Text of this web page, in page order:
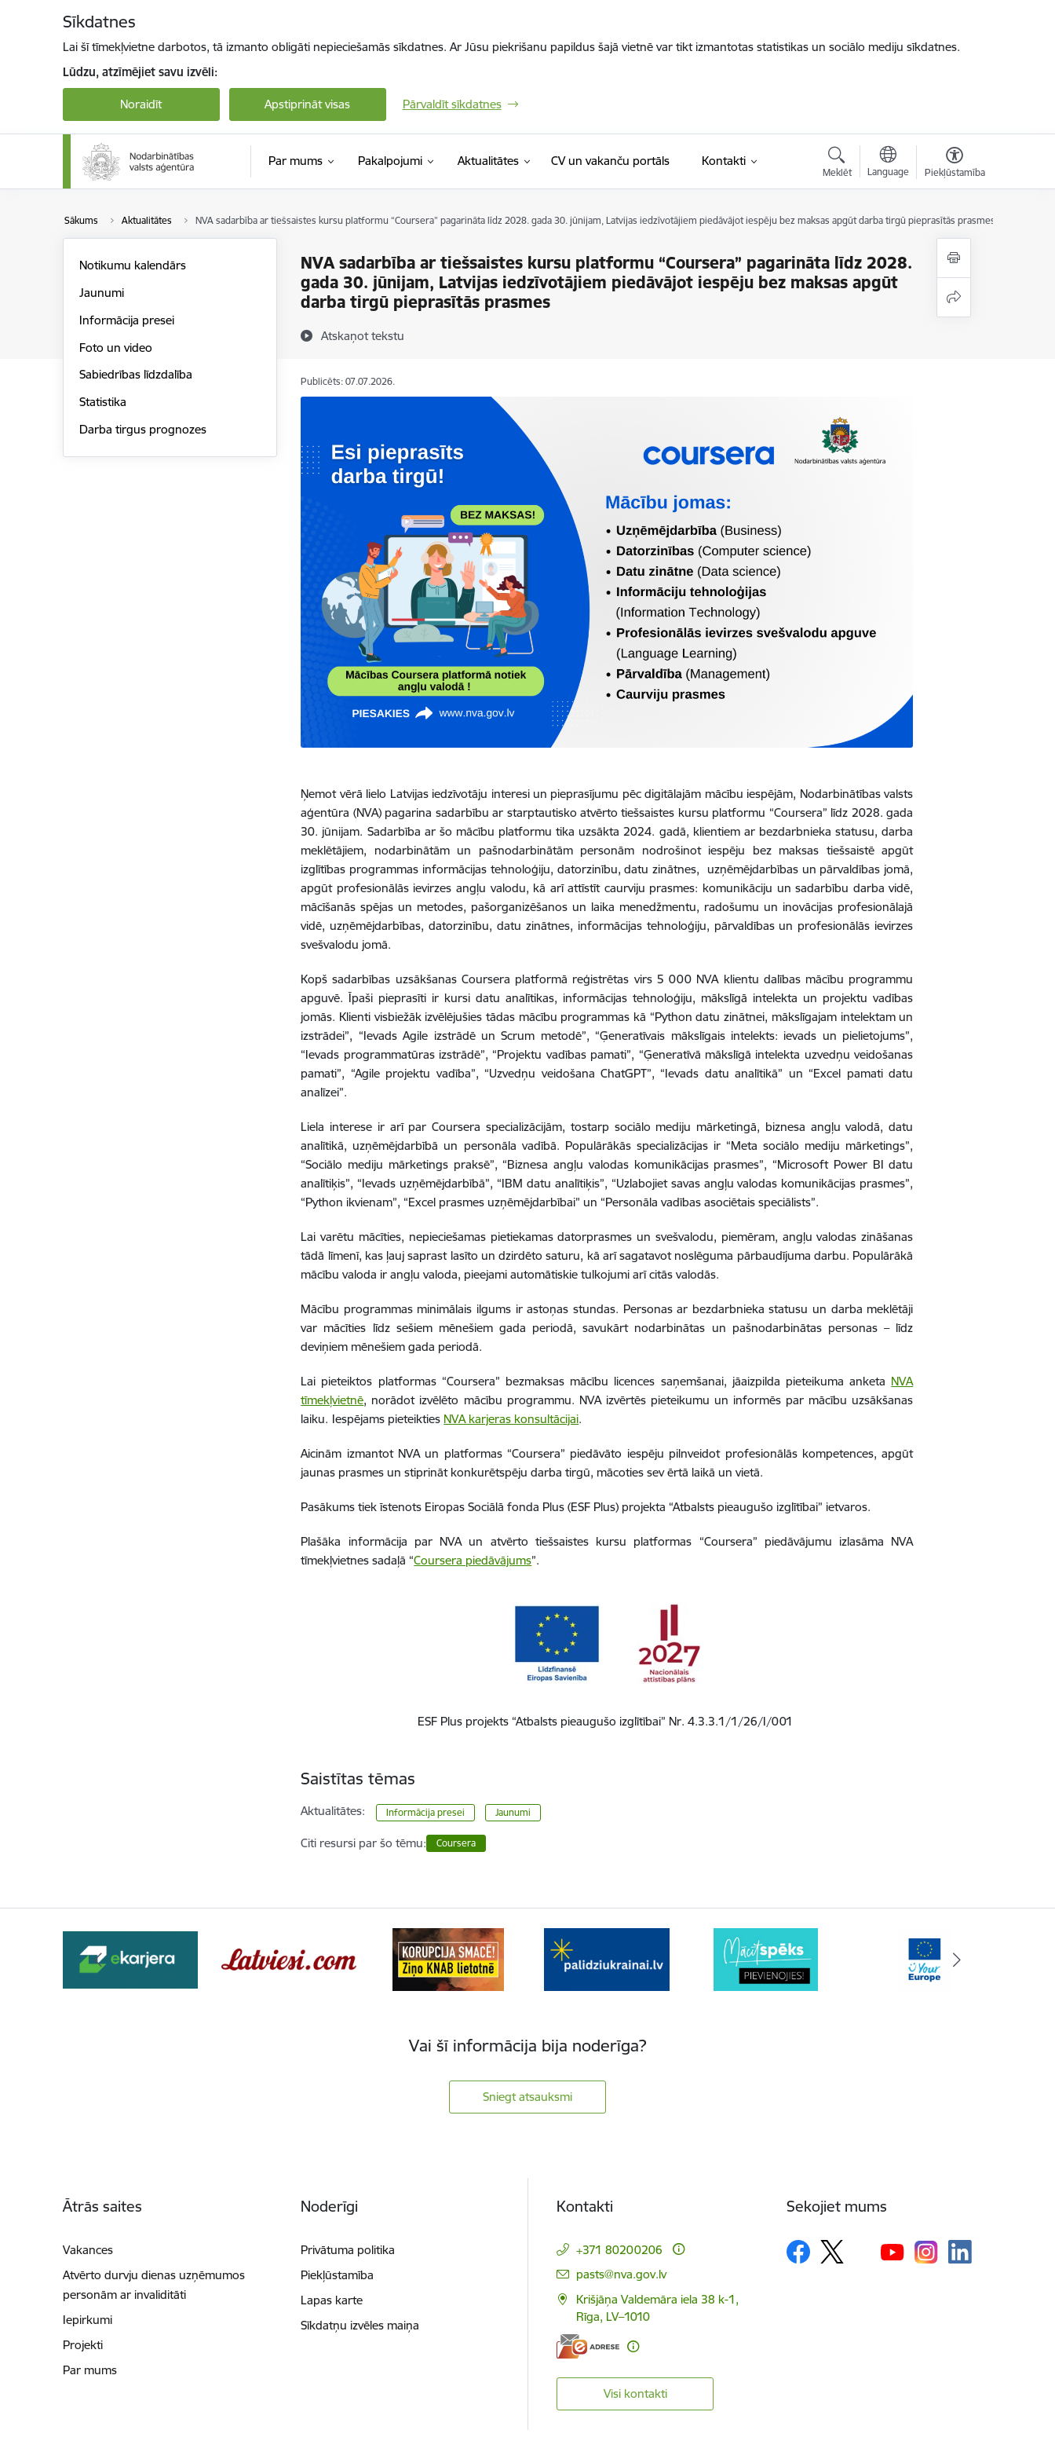
Sīkdatnes
Lai šī tīmekļvietne darbotos, tā izmanto obligāti nepieciešamās sīkdatnes. Ar Jūsu piekrišanu papildus šajā vietnē var tikt izmantotas statistikas un sociālo mediju sīkdatnes.
Lūdzu, atzīmējiet savu izvēli:
Noraidīt Apstiprināt visas Pārvaldīt sīkdatnes
Par mums Pakalpojumi Aktualitātes CV un vakanču portāls(Ārējā saite)
Kontakti
Meklēt Language Piekļūstamība
Sākums Aktualitātes NVA sadarbība ar tiešsaistes kursu platformu “Coursera” pagarināta līdz 2028. gada 30. jūnijam, Latvijas iedzīvotājiem piedāvājot iespēju bez maksas apgūt darba tirgū pieprasītās prasmes
NVA sadarbība ar tiešsaistes kursu platformu “Coursera” pagarināta līdz 2028.
gada 30. jūnijam, Latvijas iedzīvotājiem piedāvājot iespēju bez maksas apgūt
darba tirgū pieprasītās prasmes
Atskaņot tekstu
Notikumu kalendārs
Jaunumi
Informācija presei
Foto un video
Sabiedrības līdzdalība
Statistika
Darba tirgus prognozes
Publicēts: 07.07.2026.
Ņemot vērā lielo Latvijas iedzīvotāju interesi un pieprasījumu pēc digitālajām mācību iespējām, Nodarbinātības valsts
aģentūra (NVA) pagarina sadarbību ar starptautisko atvērto tiešsaistes kursu platformu “Coursera” līdz 2028. gada
30. jūnijam. Sadarbība ar šo mācību platformu tika uzsākta 2024. gadā, klientiem ar bezdarbnieka statusu, darba
meklētājiem, nodarbinātām un pašnodarbinātām personām nodrošinot iespēju bez maksas tiešsaistē apgūt
izglītības programmas informācijas tehnoloģiju, datorzinību, datu zinātnes, uzņēmējdarbības un pārvaldības jomā,
apgūt profesionālās ievirzes angļu valodu, kā arī attīstīt caurviju prasmes: komunikāciju un sadarbību darba vidē,
mācīšanās spējas un metodes, pašorganizēšanos un laika menedžmentu, radošumu un inovācijas profesionālajā
vidē, uzņēmējdarbības, datorzinību, datu zinātnes, informācijas tehnoloģiju, pārvaldības un profesionālās ievirzes
svešvalodu jomā.
Kopš sadarbības uzsākšanas Coursera platformā reģistrētas virs 5 000 NVA klientu dalības mācību programmu
apguvē. Īpaši pieprasīti ir kursi datu analītikas, informācijas tehnoloģiju, mākslīgā intelekta un projektu vadības
jomās. Klienti visbiežāk izvēlējušies tādas mācību programmas kā “Python datu zinātnei, mākslīgajam intelektam un
izstrādei”, “Ievads Agile izstrādē un Scrum metodē”, “Ģeneratīvais mākslīgais intelekts: ievads un pielietojums”,
“Ievads programmatūras izstrādē”, “Projektu vadības pamati”, “Ģeneratīvā mākslīgā intelekta uzvedņu veidošanas
pamati”, “Agile projektu vadība”, “Uzvedņu veidošana ChatGPT”, “Ievads datu analītikā” un “Excel pamati datu
analīzei”.
Liela interese ir arī par Coursera specializācijām, tostarp sociālo mediju mārketingā, biznesa angļu valodā, datu
analītikā, uzņēmējdarbībā un personāla vadībā. Populārākās specializācijas ir “Meta sociālo mediju mārketings”,
“Sociālo mediju mārketings praksē”, “Biznesa angļu valodas komunikācijas prasmes”, “Microsoft Power BI datu
analītiķis”, “Ievads uzņēmējdarbībā”, “IBM datu analītiķis”, “Uzlabojiet savas angļu valodas komunikācijas prasmes”,
“Python ikvienam”, “Excel prasmes uzņēmējdarbībai” un “Personāla vadības asociētais speciālists”.
Lai varētu mācīties, nepieciešamas pietiekamas datorprasmes un svešvalodu, piemēram, angļu valodas zināšanas
tādā līmenī, kas ļauj saprast lasīto un dzirdēto saturu, kā arī sagatavot noslēguma pārbaudījuma darbu. Populārākā
mācību valoda ir angļu valoda, pieejami automātiskie tulkojumi arī citās valodās.
Mācību programmas minimālais ilgums ir astoņas stundas. Personas ar bezdarbnieka statusu un darba meklētāji
var mācīties līdz sešiem mēnešiem gada periodā, savukārt nodarbinātas un pašnodarbinātas personas – līdz
deviņiem mēnešiem gada periodā.
Lai pieteiktos platformas “Coursera” bezmaksas mācību licences saņemšanai, jāaizpilda pieteikuma anketa NVA
tīmekļvietnē, norādot izvēlēto mācību programmu. NVA izvērtēs pieteikumu un informēs par mācību uzsākšanas
laiku. Iespējams pieteikties NVA karjeras konsultācijai.
Aicinām izmantot NVA un platformas “Coursera” piedāvāto iespēju pilnveidot profesionālās kompetences, apgūt
jaunas prasmes un stiprināt konkurētspēju darba tirgū, mācoties sev ērtā laikā un vietā.
Pasākums tiek īstenots Eiropas Sociālā fonda Plus (ESF Plus) projekta “Atbalsts pieaugušo izglītībai” ietvaros.
Plašāka informācija par NVA un atvērto tiešsaistes kursu platformas “Coursera” piedāvājumu izlasāma NVA
tīmekļvietnes sadaļā “Coursera piedāvājums”.
ESF Plus projekts “Atbalsts pieaugušo izglītībai” Nr. 4.3.3.1/1/26/I/001
Saistītas tēmas
Aktualitātes: Informācija presei Jaunumi
Citi resursi par šo tēmu: Coursera
Vai šī informācija bija noderīga?
Sniegt atsauksmi
Ātrās saites
Vakances
Atvērto durvju dienas uzņēmumos
personām ar invaliditāti
Iepirkumi
Projekti
Par mums
Noderīgi
Privātuma politika
Piekļūstamība
Lapas karte
Sīkdatņu izvēles maiņa
Kontakti
+371 80200206
E-pasts:
pasts@nva.gov.lv
Krišjāņa Valdemāra iela 38 k-1,
Rīga, LV–1010
Visi kontakti
Sekojiet mums